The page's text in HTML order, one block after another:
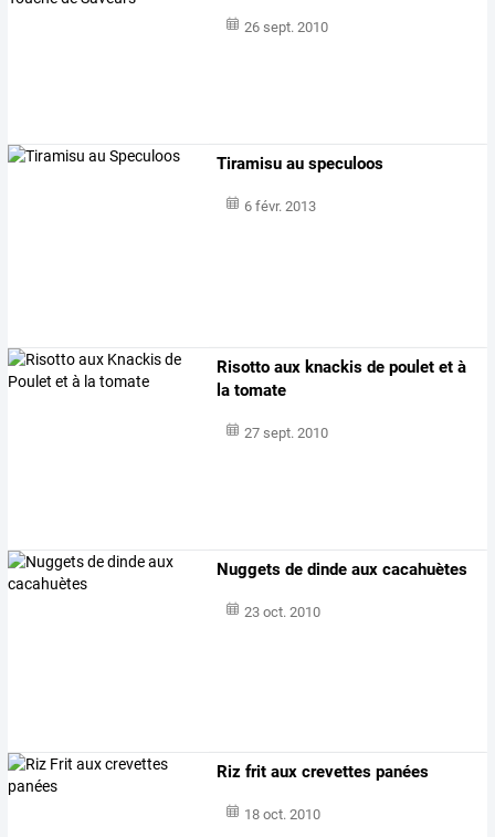
26 sept. 2010
Tiramisu au speculoos
6 févr. 2013
Risotto aux knackis de poulet et à
la tomate
27 sept. 2010
Nuggets de dinde aux cacahuètes
23 oct. 2010
Riz frit aux crevettes panées
18 oct. 2010